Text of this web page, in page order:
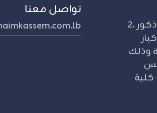
مواليد 1953 كفر فيلا - جنوب لبنان. متأهل وله ستة أولاد (4 ذكور ،2
وذلك
كلية
تواصل معنا